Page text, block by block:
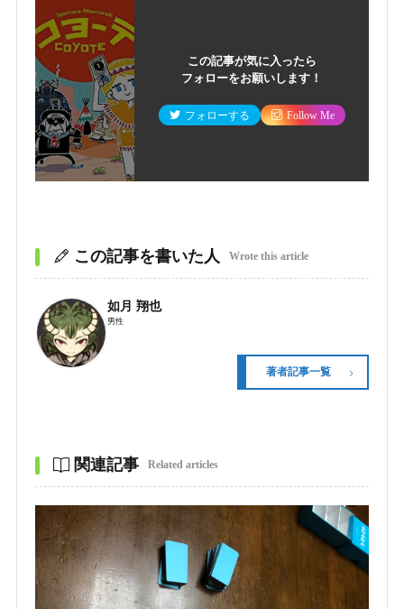
この記事が気に入ったら
フォローをお願いします！
フォローする Follow Me
この記事を書いた人 Wrote this article
如月 翔也
男性
著者記事一覧
関連記事 Related articles